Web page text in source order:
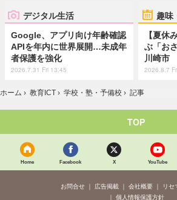
デジタル生活
Google、アプリ向け年齢確認
APIを年内に世界展開…未成年
者保護を強化
2026.7.31 Fri 13:45
趣味
【夏休
ぶ「お
川崎市
2026.8.7
ホーム › 教育ICT › 学校・塾・予備校 › 記事
TOP
Home Facebook X YouTube
お問合せ 広告掲載 会社概要
リセ
個人情報保護方針